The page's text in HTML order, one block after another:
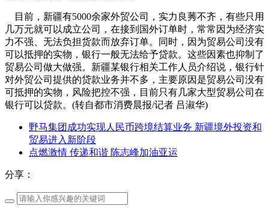
目前，新疆有5000余家外贸公司，实力良莠不齐，有些只用
几万元就可以成立公司，在接到国外订单时，常常因为经济实
力不强、无法负担货款而放弃订单。同时，因为贸易公司没有
可以抵押的实物，银行一般无法给予贷款。这些因素也抑制了
贸易公司做大做强。新疆某银行相关工作人员介绍说，银行针
对外贸公司提供的贷款业务并不多，主要原因是贸易公司没有
可抵押的实物，风险把控不强，目前只有几家大型贸易公司在
银行可以贷款。(转自都市消费晨报/记者 吕淑华)
野马集团成功实现人民币跨境结算业务 新疆境外投资和
贸易进入新阶段
点燃激情 传递和谐 陈志峰加油亚运
分享：